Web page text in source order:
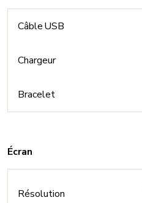
Câble USB
Chargeur
Bracelet
Écran
Résolution